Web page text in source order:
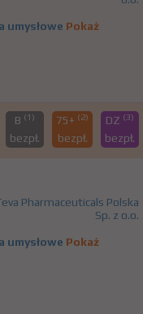
umysłowe Pokaż
B (1)
bezpł.
75+ (2)
bezpł.
DZ (3)
bezpł.
Pharmaceuticals Polska
Sp. z o.o.
umysłowe Pokaż